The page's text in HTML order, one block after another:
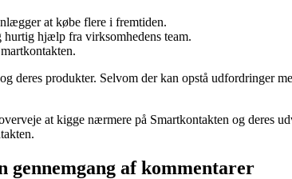
at købe flere i fremtiden.
hjælp fra virksomhedens team.
deres produkter. Selvom der kan opstå udfordringer
at kigge nærmere på Smartkontakten og deres
af kommentarer